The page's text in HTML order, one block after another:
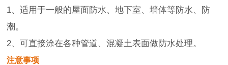
1、适用于一般的屋面防水、地下室、墙体等防水、防
潮。
2、可直接涂在各种管道、混凝土表面做防水处理。
注意事项